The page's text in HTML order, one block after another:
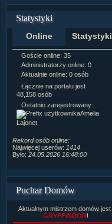
Statystyki
Online Statystyki
Goście online: 35
Administratorzy online: 0
Aktualnie online: 0 osób
Łącznie na portalu jest
48,158 osób
Ostatnio zarejestrowany:
Amelia
Lajonet
Rekord osób online:
Najwięcej userów: 1414
Było: 24.05.2026 16:48:00
Puchar Domów
Aktualnym mistrzem domów jest
GRYFFINDOR!